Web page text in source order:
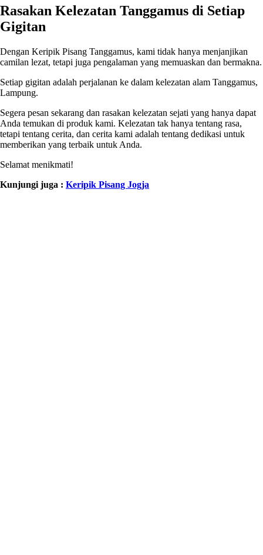
Rasakan Kelezatan Tanggamus di Setiap
Gigitan
Dengan Keripik Pisang Tanggamus, kami tidak hanya menjanjikan
camilan lezat, tetapi juga pengalaman yang memuaskan dan bermakna.
Setiap gigitan adalah perjalanan ke dalam kelezatan alam Tanggamus,
Lampung.
Segera pesan sekarang dan rasakan kelezatan sejati yang hanya dapat
Anda temukan di produk kami. Kelezatan tak hanya tentang rasa,
tetapi tentang cerita, dan cerita kami adalah tentang dedikasi untuk
memberikan yang terbaik untuk Anda.
Selamat menikmati!
Kunjungi juga : Keripik Pisang Jogja